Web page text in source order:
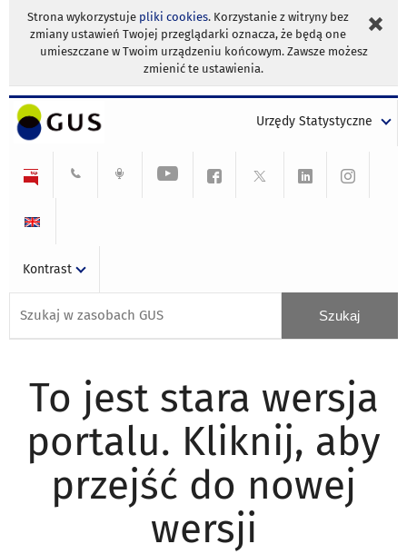
Strona wykorzystuje pliki cookies. Korzystanie z witryny bez
zmiany ustawień Twojej przeglądarki oznacza, że będą one
umieszczane w Twoim urządzeniu końcowym. Zawsze możesz
zmienić te ustawienia.
Urzędy Statystyczne
Kontrast
To jest stara wersja
portalu. Kliknij, aby
przejść do nowej
wersji